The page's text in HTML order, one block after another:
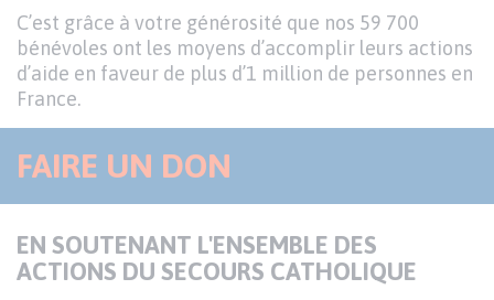
C’est grâce à votre générosité que nos 59 700
bénévoles ont les moyens d’accomplir leurs actions
d’aide en faveur de plus d’1 million de personnes en
France.
FAIRE UN DON
EN SOUTENANT L'ENSEMBLE DES
ACTIONS DU SECOURS CATHOLIQUE